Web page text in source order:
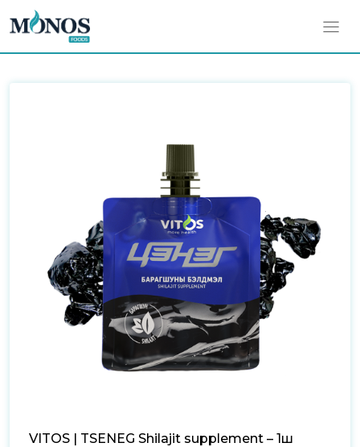
VITOS | TSENEG Shilajit supplement – 1ш